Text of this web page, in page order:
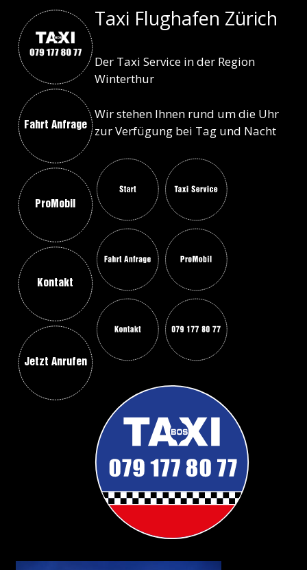
Fahrt Anfrage
ProMobil
Kontakt
Jetzt Anrufen
Taxi Flughafen Zürich
Der Taxi Service in der Region
Winterthur
Wir stehen Ihnen rund um die Uhr
zur Verfügung bei Tag und Nacht